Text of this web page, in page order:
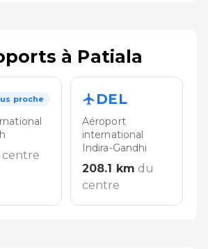
à Patiala
proche DEL
Aéroport
international
Indira-Gandhi
208.1 km du
centre